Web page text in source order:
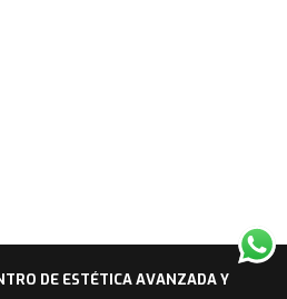
DE ESTÉTICA AVANZADA Y